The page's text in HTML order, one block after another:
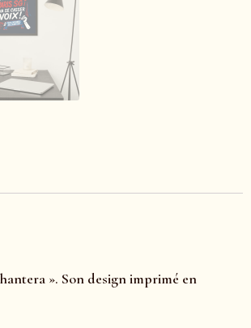
». Son design imprimé en